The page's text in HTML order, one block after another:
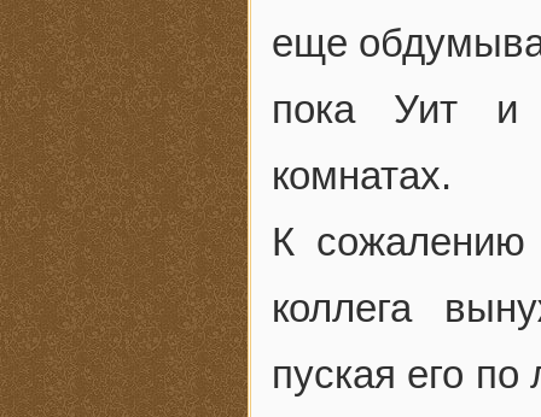
еще
пока Уит и
комнатах.
К
коллега
пуская его